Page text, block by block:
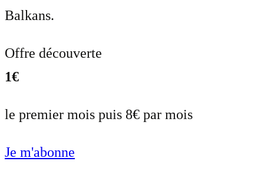
Balkans.
Offre découverte
1€
le premier mois puis 8€ par mois
Je m'abonne